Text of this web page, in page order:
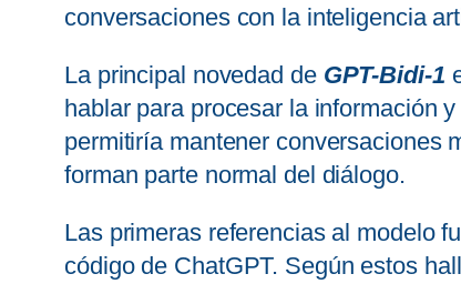
conversaciones con la inteligencia
La principal novedad de GPT-Bidi-1
hablar para procesar la información
permitiría mantener conversaciones
forman parte normal del diálogo.
Las primeras referencias al modelo
código de ChatGPT. Según estos